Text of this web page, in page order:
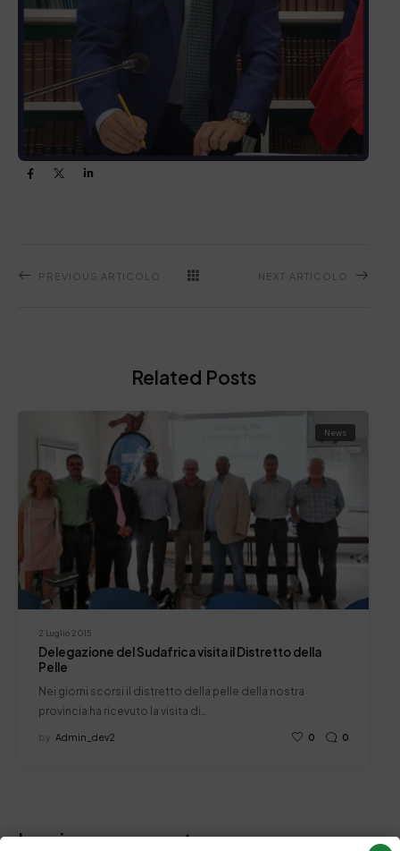
PREVIOUS ARTICOLO NEXT ARTICOLO
Related Posts
2 Luglio 2015
News
Delegazione del Sudafrica visita il Distretto della
Pelle
Nei giorni scorsi il distretto della pelle della nostra
provincia ha ricevuto la visita di…
by Admin_dev2 0 0
Lascia un commento